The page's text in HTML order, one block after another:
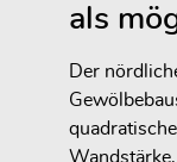
als
Der